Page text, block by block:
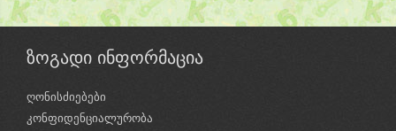
ზოგადი ინფორმაცია
ღონისძიებები
კონფიდენციალურობა